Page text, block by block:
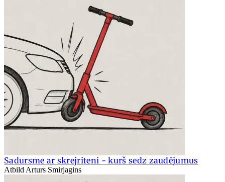
Sadursme ar skrejriteni - kurš sedz zaudējumus
Atbild Arturs Smirjagins